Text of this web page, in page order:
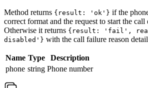
Method returns {result: 'ok'} if the
correct format and the request to start the call
Otherwise it returns {result: 'fail',
disabled'} with the call failure reason
Name Type
Description
phone string Phone number